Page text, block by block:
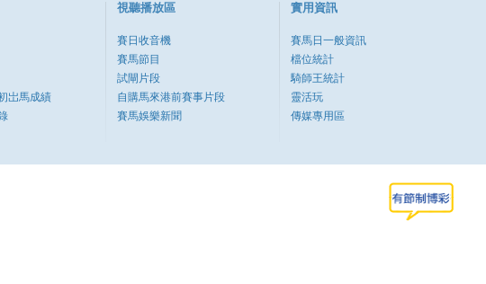
岀馬成績
視聽播放區
賽日收音機
賽馬節目
試閘片段
自購馬來港前賽事片段
賽馬娛樂新聞
實用資訊
賽馬日一般資訊
檔位統計
騎師王統計
靈活玩
傳媒專用區